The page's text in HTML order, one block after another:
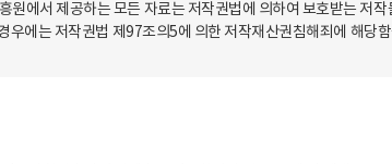
원에서 제공하는 모든 자료는 저작권법에 의하여 보호받는 저
우에는 저작권법 제97조의5에 의한 저작재산권침해죄에 해당